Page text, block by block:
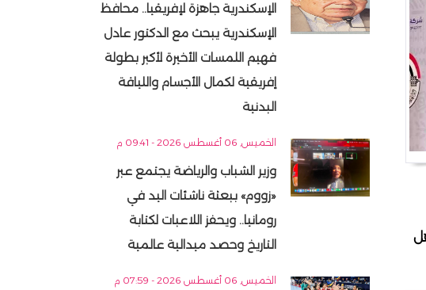
الإسكندرية جاهزة لإفريقيا.. محافظ
الإسكندرية يبحث مع الدكتور عادل
فهيم اللمسات الأخيرة لأكبر بطولة
إفريقية لكمال الأجسام واللياقة
البدنية
الخميس, 06 أغسطس 2026 - 09:41 م
وزير الشباب والرياضة يجتمع عبر
«زووم» ببعثة ناشئات اليد في
رومانيا.. ويحفز اللاعبات لكتابة
التاريخ وحصد ميدالية عالمية
الخميس, 06 أغسطس 2026 - 07:59 م